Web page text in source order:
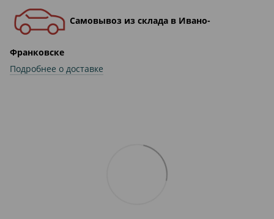
Самовывоз из склада в Ивано-
Франковске
Подробнее о доставке